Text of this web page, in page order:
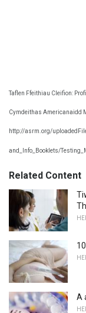
Taflen Ffeithiau Cleifion:
Cymdeithas Americanaidd
http://asrm.org/
and_Info_Booklets/
Related Content
A